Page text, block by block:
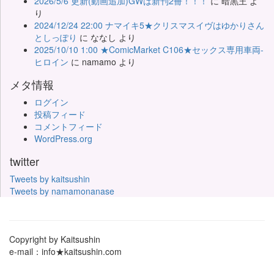
り
2024/12/24 22:00 ナマイキ5★クリスマスイヴはゆかりさん
としっぽり に ななし より
2025/10/10 1:00 ★ComicMarket C106★セックス専用車両-
ヒロイン に namamo より
メタ情報
ログイン
投稿フィード
コメントフィード
WordPress.org
twitter
Tweets by kaitsushin
Tweets by namamonanase
Copyright by Kaitsushin
e-mail：info★kaitsushin.com